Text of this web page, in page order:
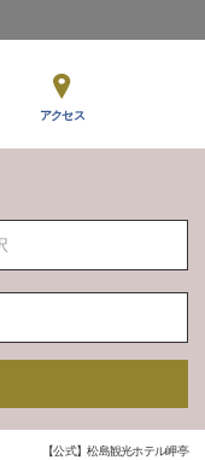
アクセス
【公式】松島観光ホテル岬亭